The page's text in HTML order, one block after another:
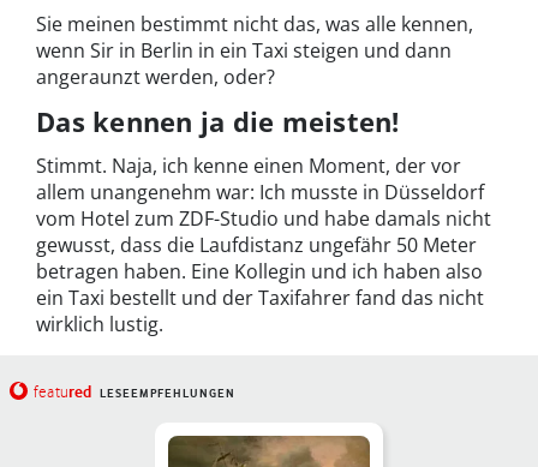
Sie meinen bestimmt nicht das, was alle kennen,
wenn Sir in Berlin in ein Taxi steigen und dann
angeraunzt werden, oder?
Das kennen ja die meisten!
Stimmt. Naja, ich kenne einen Moment, der vor
allem unangenehm war: Ich musste in Düsseldorf
vom Hotel zum ZDF-Studio und habe damals nicht
gewusst, dass die Laufdistanz ungefähr 50 Meter
betragen haben. Eine Kollegin und ich haben also
ein Taxi bestellt und der Taxifahrer fand das nicht
wirklich lustig.
featured LESEEMPFEHLUNGEN